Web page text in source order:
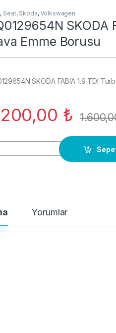
, Seat, Skoda,Volkswagen
SKODA
Emme Borusu
SKODA FABIA 1.9 TDI
₺
SKODA FABIA 1.9 TDI
Yorumlar